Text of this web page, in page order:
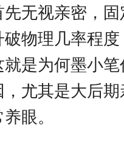
无视亲密，
物理几率程
是为何墨小
尤其是大后
眼。